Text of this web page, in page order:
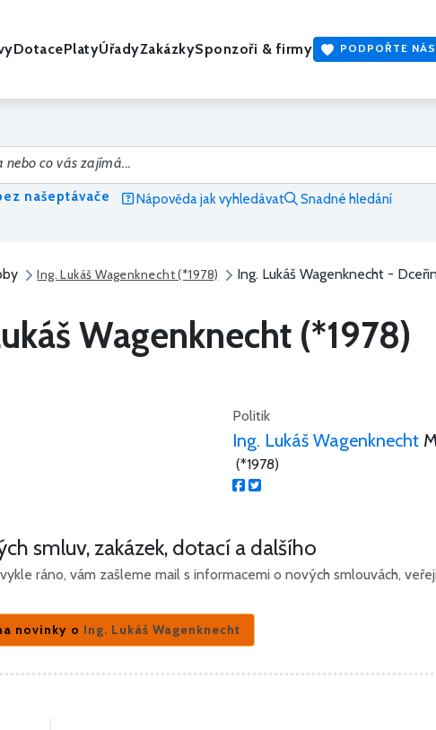
DotacePlatyÚřadyZakázkySponzoři & firmy PODPOŘTE NÁS
našeptávače
Nápověda jak vyhledávat Snadné hledání
Ing. Lukáš Wagenknecht (*1978) Ing. Lukáš Wagenknecht -
Wagenknecht (*1978)
Politik
Ing. Lukáš Wagenknecht
(*1978)
smluv, zakázek, dotací a dalšího
ráno, vám zašleme mail s informacemi o nových smlouvách,
novinky o Ing. Lukáš Wagenknecht